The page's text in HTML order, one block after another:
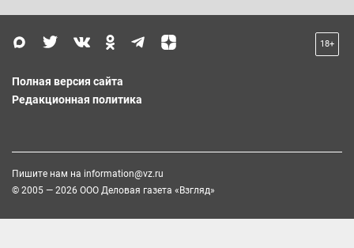
18+
Полная версия сайта
Редакционная политика
Пишите нам на information@vz.ru
© 2005 — 2026 ООО Деловая газета «Взгляд»